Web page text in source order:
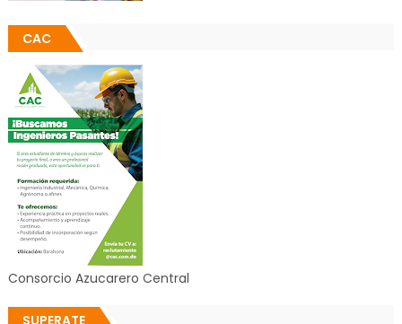
CAC
Consorcio Azucarero Central
SUPERATE